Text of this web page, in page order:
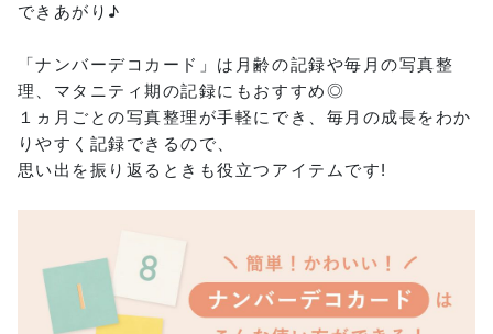
できあがり♪
「ナンバーデコカード」は月齢の記録や毎月の写真整
理、マタニティ期の記録にもおすすめ◎
１ヵ月ごとの写真整理が手軽にでき、毎月の成長をわか
りやすく記録できるので、
思い出を振り返るときも役立つアイテムです!